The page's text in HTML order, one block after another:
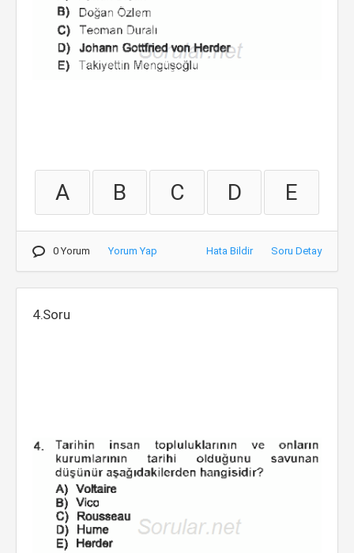
A B C D E
0 Yorum Yorum Yap Hata Bildir Soru Detay
4.Soru